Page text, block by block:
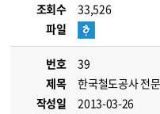
조회수
33,526
파일
번호
39
제목
한국철도공사 전
작성일
2013-03-26